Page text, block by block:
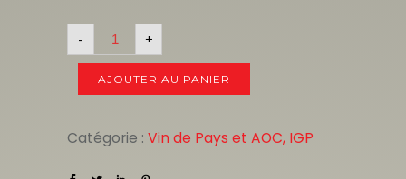
- +
AJOUTER AU PANIER
Catégorie : Vin de Pays et AOC, IGP